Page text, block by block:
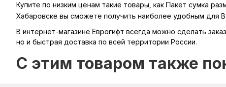
Купите по низким ценам такие товары, как Пакет сумка
Хабаровске вы сможете получить наиболее удобным для
В интернет-магазине Еврогифт всегда можно сделать
но и быстрая доставка по всей территории России.
C этим товаром также